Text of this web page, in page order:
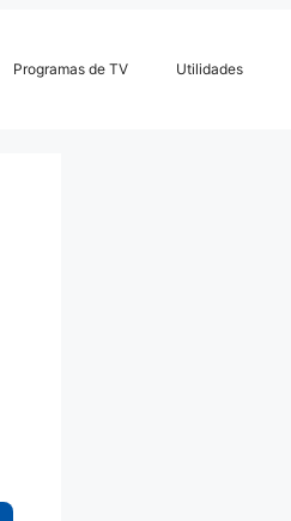
Programas de TV Utilidades